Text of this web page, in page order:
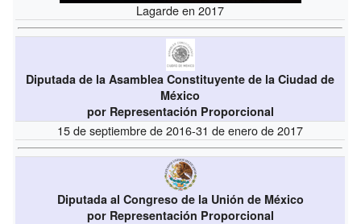
Lagarde en 2017
Diputada de la Asamblea Constituyente de la Ciudad de
México
por Representación Proporcional
15 de septiembre de 2016-31 de enero de 2017
Diputada al Congreso de la Unión de México
por Representación Proporcional